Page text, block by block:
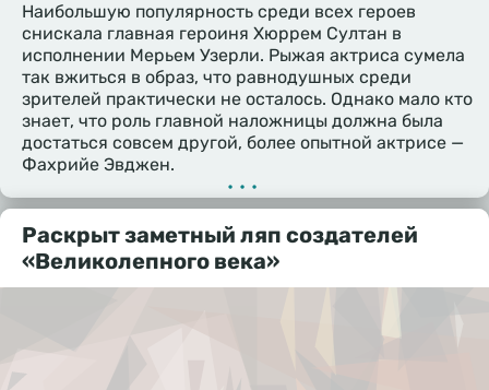
Наибольшую популярность среди всех героев
снискала главная героиня Хюррем Султан в
исполнении Мерьем Узерли. Рыжая актриса сумела
так вжиться в образ, что равнодушных среди
зрителей практически не осталось. Однако мало кто
знает, что роль главной наложницы должна была
достаться совсем другой, более опытной актрисе —
Фахрийе Эвджен.
•••
Раскрыт заметный ляп создателей
«Великолепного века»